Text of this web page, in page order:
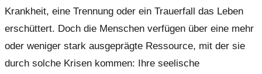
Krankheit, eine Trennung oder ein Trauerfall das Leben
erschüttert. Doch die Menschen verfügen über eine mehr
oder weniger stark ausgeprägte Ressource, mit der sie
durch solche Krisen kommen: Ihre seelische